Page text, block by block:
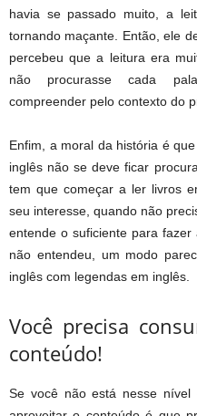
havia se passado muito, a
tornando maçante. Então, ele
percebeu que a leitura era
não procurasse cada
compreender pelo contexto do
Enfim, a moral da história é
inglês não se deve ficar
tem que começar a ler livros
seu interesse, quando não
entende o suficiente para
não entendeu, um modo
inglês com legendas em inglês.
Você precisa
conteúdo!
Se você não está nesse